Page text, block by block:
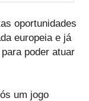
oportunidades
europeia e já
poder atuar
um jogo